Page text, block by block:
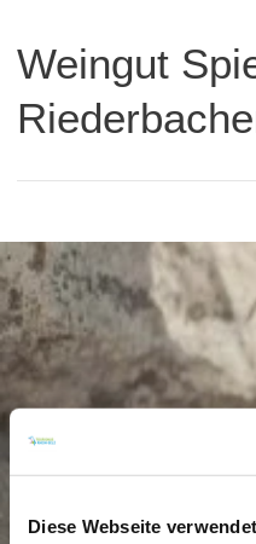
Diese Webseite
Weingut